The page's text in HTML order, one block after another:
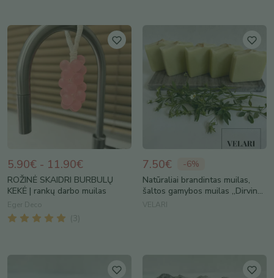
5.90€ - 11.90€
ROŽINĖ SKAIDRI BURBULŲ
KEKĖ | rankų darbo muilas
Eger Deco
( 3
7.50€ -6%
Natūraliai brandintas muilas,
šaltos gamybos muilas ,,Dirvin...
VELARI